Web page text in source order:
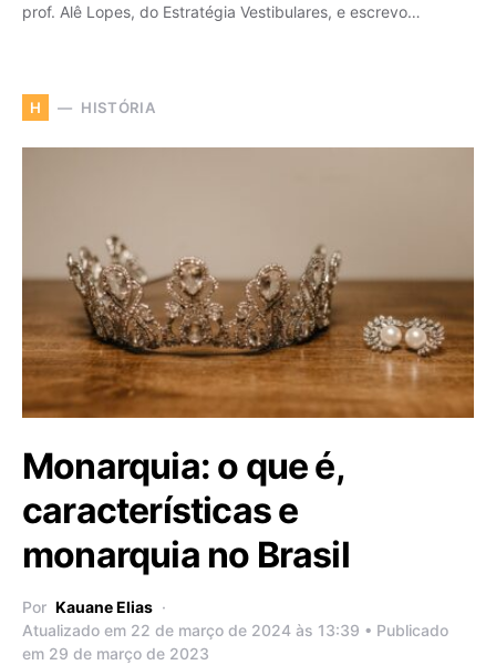
prof. Alê Lopes, do Estratégia Vestibulares, e escrevo…
H HISTÓRIA
Monarquia: o que é,
características e
monarquia no Brasil
Por Kauane Elias
Atualizado em 22 de março de 2024 às 13:39 • Publicado
em 29 de março de 2023